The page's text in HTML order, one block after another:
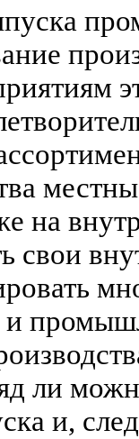
на
свои
и
ли
и,